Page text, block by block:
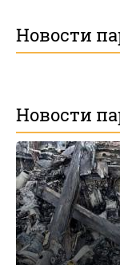
Новости
Новости